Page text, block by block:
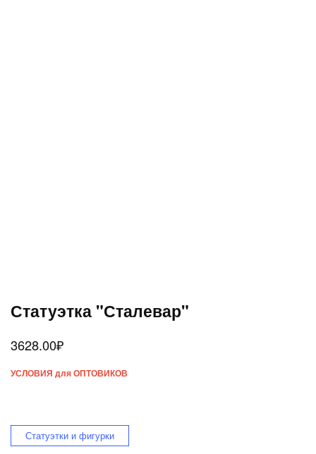
Статуэтка "Сталевар"
3628.00₽
УСЛОВИЯ для ОПТОВИКОВ
Статуэтки и фигурки